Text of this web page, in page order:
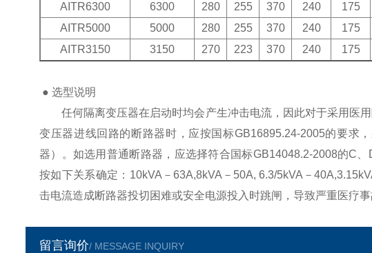
AITR6300
6300 280 255 370 240 175
AITR5000
5000 280 255 370 240 175
AITR3150
3150 270 223 370 240 175
● 选型说明
任何隔离变压器在启动时均会产生冲击电流，因此对于采用医
变压器进线回路的断路器时，应按国标GB16895.24-2005的要求
器）。如选用普通断路器，应选择符合国标GB14048.2-2008的C
按如下关系确定：10kVA－63A,8kVA－50A, 6.3/5kVA－
击电流造成断路器投切困难或安全电源投入时跳闸，导致严重医疗事
留言询价/ MESSAGE INQUIRY